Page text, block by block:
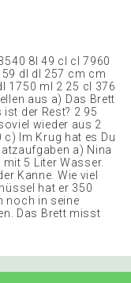
8l 49 cl cl 7960
dl dl 257 cm cm
1750 ml 2 25 cl 376
aus a) Das Brett
der Rest? 2 95
wieder aus 2
c) Im Krug hat es Du
a) Nina
5 Liter Wasser.
Kanne. Wie viel
hat er 350
noch in seine
Das Brett misst